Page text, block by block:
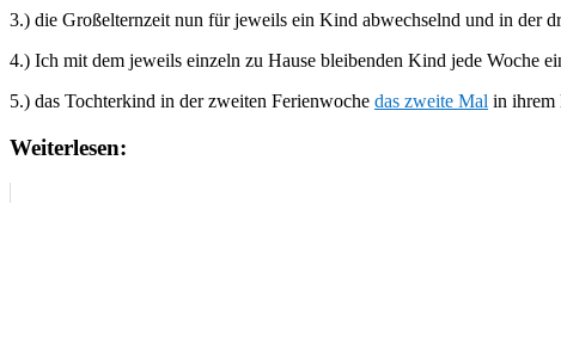
3.) die Großelternzeit nun für jeweils ein Kind abwechselnd und in der
4.) Ich mit dem jeweils einzeln zu Hause bleibenden Kind jede Woche
5.) das Tochterkind in der zweiten Ferienwoche das zweite Mal in ihrem
Weiterlesen: